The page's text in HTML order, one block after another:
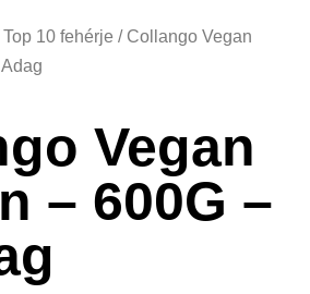
Top 10 fehérje / Collango Vegan
Vegan
– 600G –